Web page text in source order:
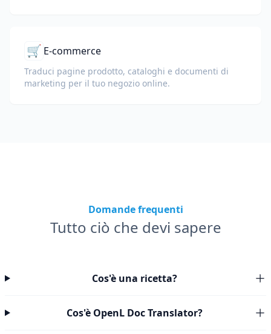
🛒 E-commerce
Traduci pagine prodotto, cataloghi e documenti di
marketing per il tuo negozio online.
Domande frequenti
Tutto ciò che devi sapere
Cos'è una ricetta?
Cos'è OpenL Doc Translator?